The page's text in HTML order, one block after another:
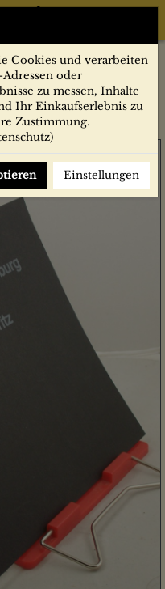
Cookies und verarbeiten
oder
zu messen, Inhalte
Ihr Einkaufserlebnis zu
Zustimmung.
)
Einstellungen
; Ausstellung d.
Museum Flensburg vom 3.2.